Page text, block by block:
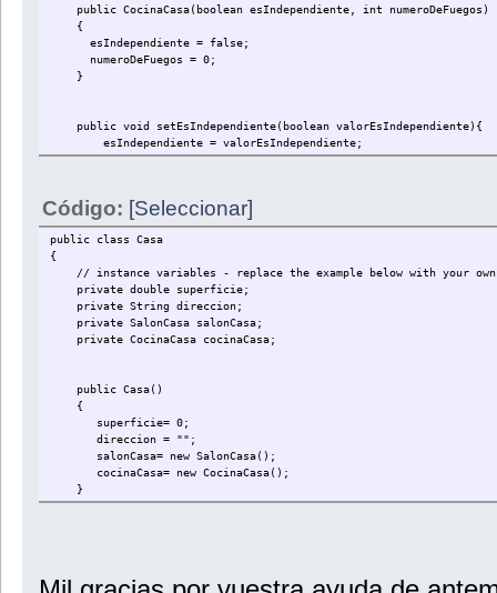
public CocinaCasa(boolean esIndependiente, int numeroDeFuegos)
{
esIndependiente = false;
numeroDeFuegos = 0;
}
public void setEsIndependiente(boolean valorEsIndependiente){
esIndependiente = valorEsIndependiente;
}
}
public boolean getEsIndependiente(){
return esIndependiente;
}
public int getNumeroDeFuegos(){
return numeroDeFuegos;
}
Código: [Seleccionar]
public class Casa
{
// instance variables - replace the example below with your own
private double superficie;
private String direccion;
private SalonCasa salonCasa;
private CocinaCasa cocinaCasa;
public Casa()
{
superficie= 0;
direccion = "";
salonCasa= new SalonCasa();
cocinaCasa= new CocinaCasa();
}
public Casa(double valorSuperficie,String
}